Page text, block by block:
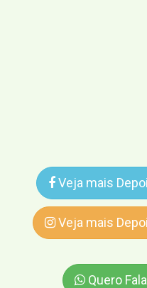
Veja mais
Veja mais
Quero